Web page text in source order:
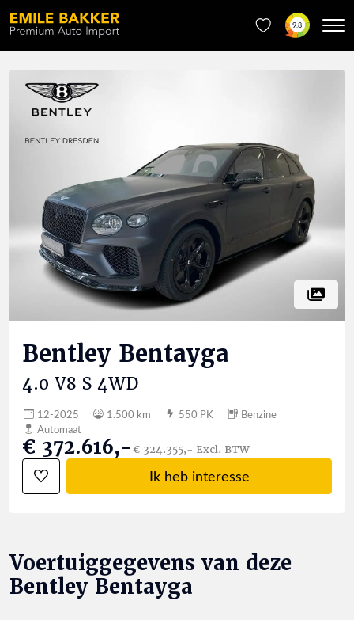
9.8
Bentley Bentayga
4.0 V8 S 4WD
12-2025 1.500 km 550 PK
Benzine
Automaat
€ 372.616,-€ 324.355,- Excl. BTW
Ik heb interesse
Voertuiggegevens van deze
Bentley Bentayga